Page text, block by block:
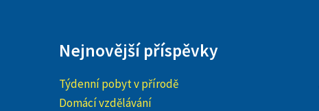
Nejnovější příspěvky
Týdenní pobyt v přírodě
Domácí vzdělávání